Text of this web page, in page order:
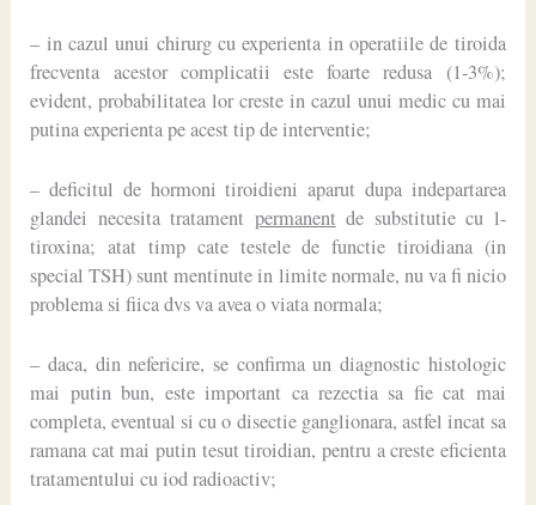
– in cazul unui chirurg cu experienta in operatiile de tiroida
frecventa acestor complicatii este foarte redusa (1-3%);
evident, probabilitatea lor creste in cazul unui medic cu mai
putina experienta pe acest tip de interventie;
– deficitul de hormoni tiroidieni aparut dupa indepartarea
glandei necesita tratament permanent de substitutie cu l-
tiroxina; atat timp cate testele de functie tiroidiana (in
special TSH) sunt mentinute in limite normale, nu va fi nicio
problema si fiica dvs va avea o viata normala;
– daca, din nefericire, se confirma un diagnostic histologic
mai putin bun, este important ca rezectia sa fie cat mai
completa, eventual si cu o disectie ganglionara, astfel incat sa
ramana cat mai putin tesut tiroidian, pentru a creste eficienta
tratamentului cu iod radioactiv;